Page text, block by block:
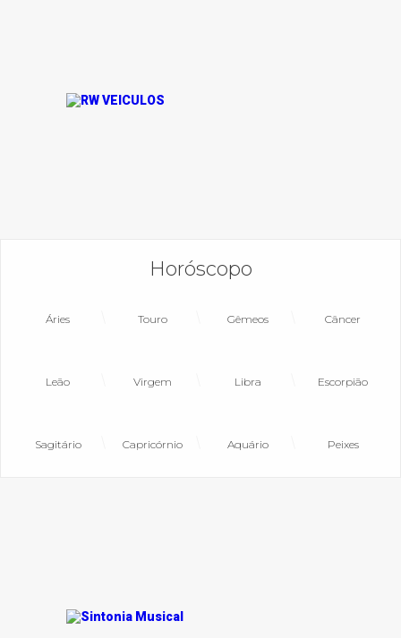
Horóscopo
Áries Touro Gêmeos Câncer
Leão Virgem Libra Escorpião
Sagitário Capricórnio Aquário Peixes